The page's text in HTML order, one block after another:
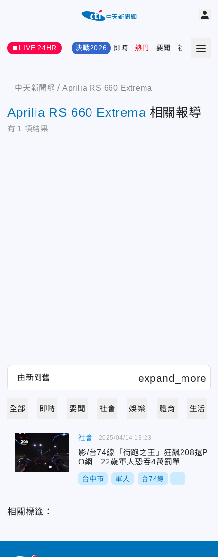
LIVE 24HR 決戰2026 即時 熱門 要聞 社會 娛樂
中天新聞網 Aprilia RS 660 Extrema
Aprilia RS 660 Extrema 相關報導
有 1 項結果
全部 即時 要聞 社會 娛樂 體育 生活
社會
影/台74線「街跑之王」狂飆208還P
O網 22歲軍人恐吞4萬罰單
台中市 軍人 台74線
2025/04/14 13:23
相關標籤：